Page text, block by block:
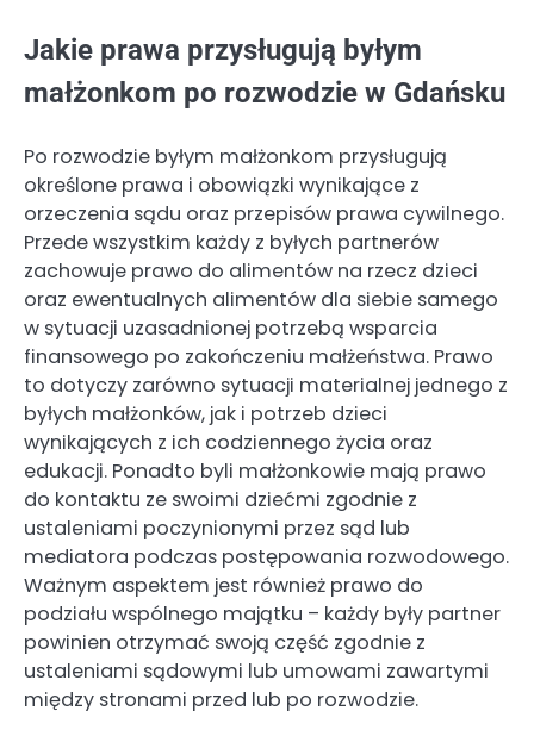
Jakie prawa przysługują byłym
małżonkom po rozwodzie w Gdańsku
Po rozwodzie byłym małżonkom przysługują
określone prawa i obowiązki wynikające z
orzeczenia sądu oraz przepisów prawa cywilnego.
Przede wszystkim każdy z byłych partnerów
zachowuje prawo do alimentów na rzecz dzieci
oraz ewentualnych alimentów dla siebie samego
w sytuacji uzasadnionej potrzebą wsparcia
finansowego po zakończeniu małżeństwa. Prawo
to dotyczy zarówno sytuacji materialnej jednego z
byłych małżonków, jak i potrzeb dzieci
wynikających z ich codziennego życia oraz
edukacji. Ponadto byli małżonkowie mają prawo
do kontaktu ze swoimi dziećmi zgodnie z
ustaleniami poczynionymi przez sąd lub
mediatora podczas postępowania rozwodowego.
Ważnym aspektem jest również prawo do
podziału wspólnego majątku – każdy były partner
powinien otrzymać swoją część zgodnie z
ustaleniami sądowymi lub umowami zawartymi
między stronami przed lub po rozwodzie.